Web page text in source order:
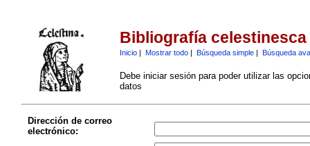
Bibliografía celestinesca
Inicio| Mostrar todo| Búsqueda simple| Búsqueda
Debe iniciar sesión para poder utilizar las
datos
Dirección de correo
electrónico: